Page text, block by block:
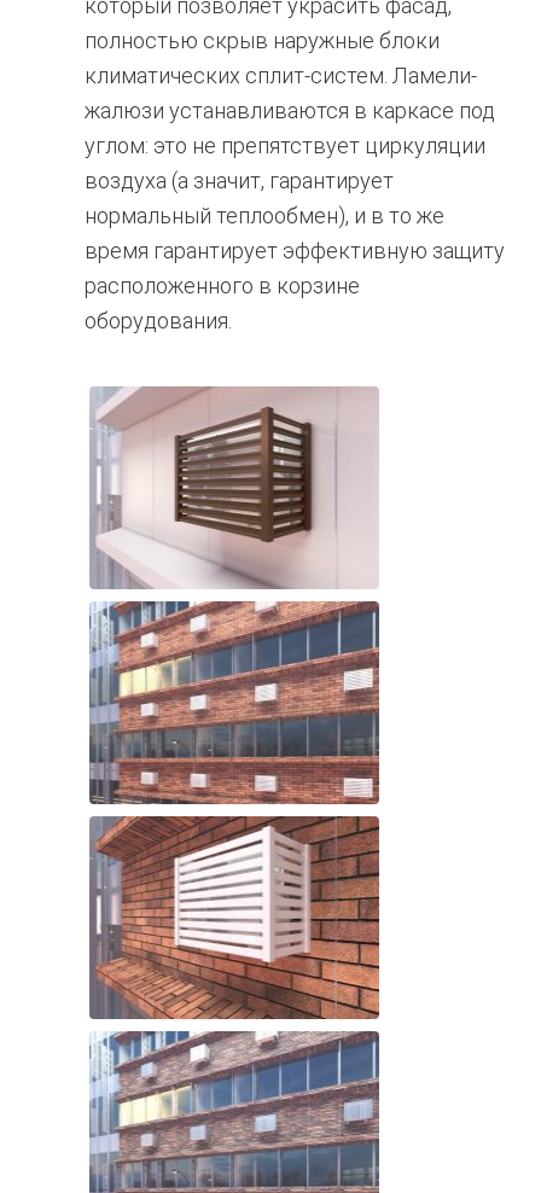
который позволяет украсить фасад,
полностью скрыв наружные блоки
климатических сплит-систем. Ламели-
жалюзи устанавливаются в каркасе под
углом: это не препятствует циркуляции
воздуха (а значит, гарантирует
нормальный теплообмен), и в то же
время гарантирует эффективную защиту
расположенного в корзине
оборудования.